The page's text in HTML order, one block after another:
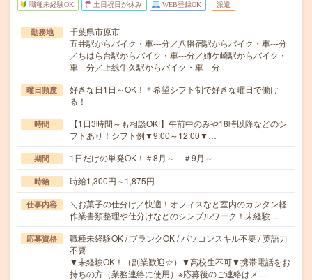
職種未経験OK 土日祝日が休み WEB登録OK 派遣
勤務地
千葉県市原市
五井駅からバイク・車---分／八幡宿駅からバイク・車---分
／ちはら台駅からバイク・車---分／姉ケ崎駅からバイク・
車---分／上総牛久駅からバイク・車---分
曜日頻度
好きな日1日～OK！＊希望シフト制で好きな曜日で働け
る！
時間
【1日3時間～も相談OK!】午前中のみや18時以降などのシ
フトあり！シフト例▼9:00～12:00▼…
期間 1日だけの単発OK！＃8月～ ＃9月～
時給 時給1,300円～1,875円
仕事内容
＼お菓子の仕分け／快適！オフィスなど室内のカンタン軽
作業書類整理や仕分けなどのシンプルワーク！未経験…
応募資格
職種未経験OK / ブランクOK / パソコンスキル不要 / 英語力
不要
▼未経験OK！（副業歓迎☆）▼高校生不可▼携帯電話をお
持ちの方（業務連絡に使用）※応募後のご連絡はメ…